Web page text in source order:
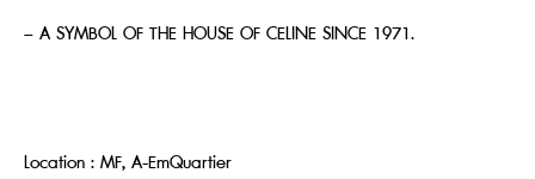
– A SYMBOL OF THE HOUSE OF CELINE SINCE 1971.
Location : MF, A-EmQuartier